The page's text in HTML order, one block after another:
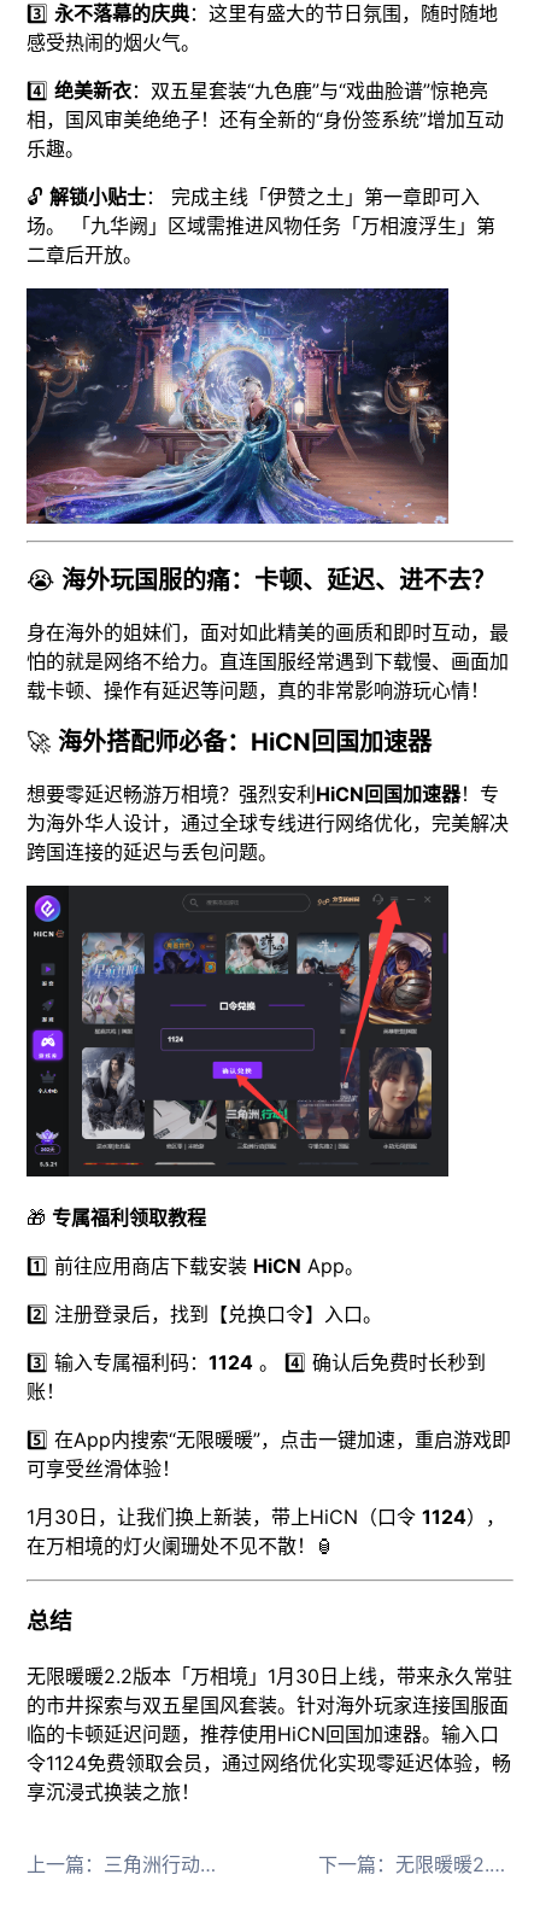
3️⃣永不落幕的庆典：这里有盛大的节日氛围，随时随地
感受热闹的烟火气。
4️⃣绝美新衣：双五星套装“九色鹿”与“戏曲脸谱”惊艳亮
相，国风审美绝绝子！还有全新的“身份签系统”增加互动
乐趣。
🔓解锁小贴士： 完成主线「伊赞之土」第一章即可入
场。 「九华阙」区域需推进风物任务「万相渡浮生」第
二章后开放。
😭海外玩国服的痛：卡顿、延迟、进不去？
身在海外的姐妹们，面对如此精美的画质和即时互动，最
怕的就是网络不给力。直连国服经常遇到下载慢、画面加
载卡顿、操作有延迟等问题，真的非常影响游玩心情！
🚀海外搭配师必备：HiCN回国加速器
想要零延迟畅游万相境？强烈安利HiCN回国加速器！专
为海外华人设计，通过全球专线进行网络优化，完美解决
跨国连接的延迟与丢包问题。
🎁专属福利领取教程
1️⃣ 前往应用商店下载安装 HiCN App。
2️⃣ 注册登录后，找到【兑换口令】入口。
3️⃣ 输入专属福利码：1124 。 4️⃣ 确认后免费时长秒到
账！
5️⃣ 在App内搜索“无限暖暖”，点击一键加速，重启游戏即
可享受丝滑体验！
1月30日，让我们换上新装，带上HiCN（口令1124），
在万相境的灯火阑珊处不见不散！🏮
总结
无限暖暖2.2版本「万相境」1月30日上线，带来永久常驻
的市井探索与双五星国风套装。针对海外玩家连接国服面
临的卡顿延迟问题，推荐使用HiCN回国加速器。输入口
令1124免费领取会员，通过网络优化实现零延迟体验，畅
享沉浸式换装之旅！
上一篇： 三角洲行动S8蝶变时刻上线，HiCN回国加速器助海外零延迟备战 下一篇：无限暖暖2.2九色万相生上线，HiCN回国加速器助海外满速下载